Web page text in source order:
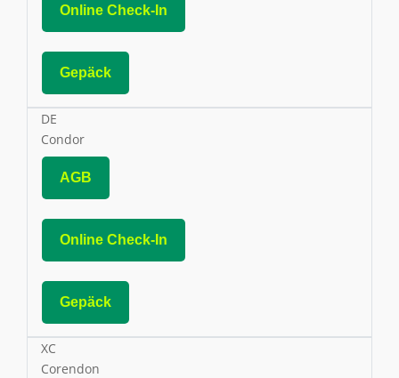
Online Check-In
Gepäck
DE
Condor
AGB
Online Check-In
Gepäck
XC
Corendon